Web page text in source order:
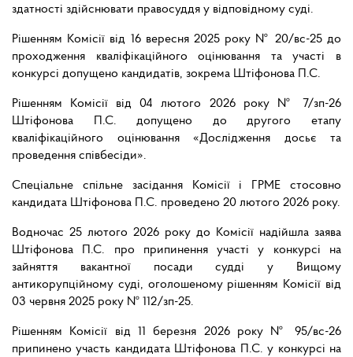
здатності здійснювати правосуддя у відповідному суді.
Рішенням Комісії від 16 вересня 2025 року № 20/вс-25 до
проходження кваліфікаційного оцінювання та участі в
конкурсі допущено кандидатів, зокрема Штіфонова П.С.
Рішенням Комісії від 04 лютого 2026 року № 7/зп-26
Штіфонова П.С. допущено до другого етапу
кваліфікаційного оцінювання «Дослідження досьє та
проведення співбесіди».
Спеціальне спільне засідання Комісії і ГРМЕ стосовно
кандидата Штіфонова П.С. проведено 20 лютого 2026 року.
Водночас 25 лютого 2026 року до Комісії надійшла заява
Штіфонова П.С. про припинення участі у конкурсі на
зайняття вакантної посади судді у Вищому
антикорупційному суді, оголошеному рішенням Комісії від
03 червня 2025 року № 112/зп-25.
Рішенням Комісії від 11 березня 2026 року № 95/вс-26
припинено участь кандидата Штіфонова П.С. у конкурсі на